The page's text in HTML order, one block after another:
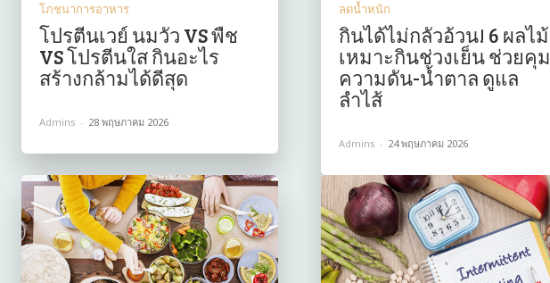
โภชนาการอาหาร
โปรตีนเวย์ นมวัว VS พืช
VS โปรตีนใส กินอะไร
สร้างกล้ามได้ดีสุด
Admins - 28 พฤษภาคม 2026
ลดน้ำหนัก
กินได้ไม่กลัวอ้วน! 6 ผลไม้
เหมาะกินช่วงเย็น ช่วยคุม
ความดัน-น้ำตาล ดูแล
ลำไส้
Admins - 24 พฤษภาคม 2026